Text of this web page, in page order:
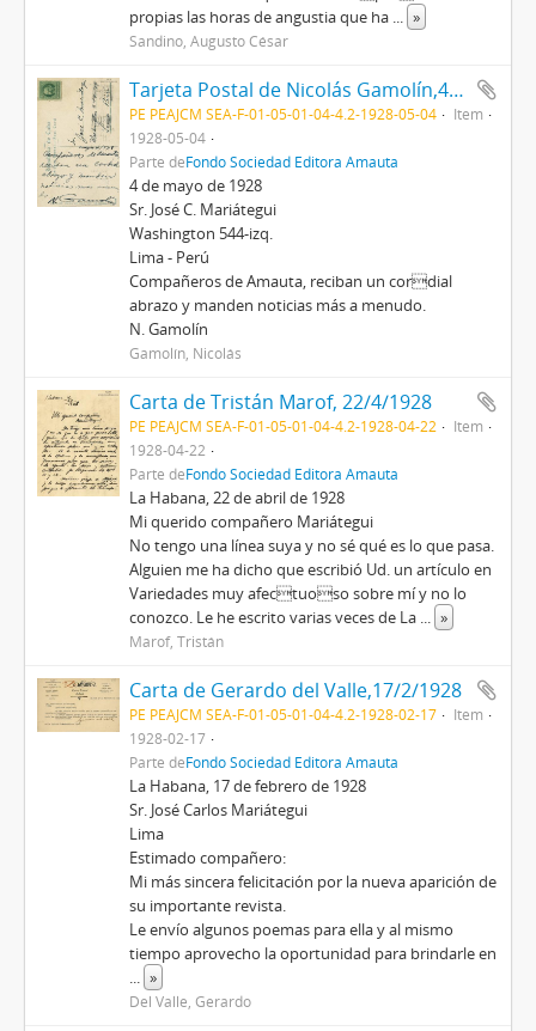
propias las horas de angustia que ha ... »
Sandino, Augusto César
Tarjeta Postal de Nicolás Gamolín,4/5/1928
PE PEAJCM SEA-F-01-05-01-04-4.2-1928-05-04
Item
1928-05-04
Parte deFondo Sociedad Editora Amauta
4 de mayo de 1928
Sr. José C. Mariátegui
Washington 544-izq.
Lima - Perú
Compañeros de Amauta, reciban un cordial
abrazo y manden noticias más a menudo.
N. Gamolín
Gamolín, Nicolás
Carta de Tristán Marof, 22/4/1928
PE PEAJCM SEA-F-01-05-01-04-4.2-1928-04-22
Item
1928-04-22
Parte deFondo Sociedad Editora Amauta
La Habana, 22 de abril de 1928
Mi querido compañero Mariátegui
No tengo una línea suya y no sé qué es lo que pasa.
Alguien me ha dicho que escribió Ud. un artículo en
Variedades muy afectuoso sobre mí y no lo
conozco. Le he escrito varias veces de La ... »
Marof, Tristán
Carta de Gerardo del Valle,17/2/1928
PE PEAJCM SEA-F-01-05-01-04-4.2-1928-02-17
Item
1928-02-17
Parte deFondo Sociedad Editora Amauta
La Habana, 17 de febrero de 1928
Sr. José Carlos Mariátegui
Lima
Estimado compañero:
Mi más sincera felicitación por la nueva aparición de
su importante revista.
Le envío algunos poemas para ella y al mismo
tiempo aprovecho la oportunidad para brindarle en
... »
Del Valle, Gerardo